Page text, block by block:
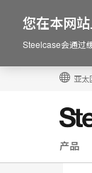
亚太
产品
您在本网
Steelcase会通过